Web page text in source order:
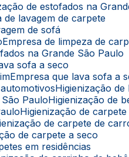
de estofados na
de lavagem de carpete
de sofá
Empresa de limpeza de
na Grande São Paulo
sofa a seco
Empresa que lava sofa a
automotivos
Higienização
São Paulo
Higienização de
Higienização de carpete
de carpete de
de carpete a seco
em residências